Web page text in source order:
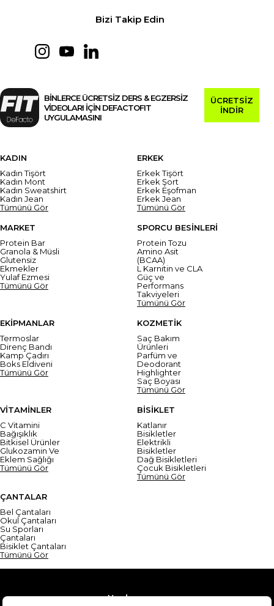
Bizi Takip Edin
BİNLERCE ÜCRETSİZ DERS & EGZERSİZ
VİDEOLARI İÇİN DEFACTOFIT
UYGULAMASINI
ÜCRETSİZ
İNDİR
KADIN
Kadın Tişört
Kadın Mont
Kadın Sweatshirt
Kadın Jean
Tümünü Gör
ERKEK
Erkek Tişört
Erkek Şort
Erkek Eşofman
Erkek Jean
Tümünü Gör
MARKET
Protein Bar
Granola & Müsli
Glutensiz
Ekmekler
Yulaf Ezmesi
Tümünü Gör
SPORCU BESİNLERİ
Protein Tozu
Amino Asit
(BCAA)
L Karnitin ve CLA
Güç ve
Performans
Takviyeleri
Tümünü Gör
EKİPMANLAR
Termoslar
Direnç Bandı
Kamp Çadırı
Boks Eldiveni
Tümünü Gör
KOZMETİK
Saç Bakım
Ürünleri
Parfüm ve
Deodorant
Highlighter
Saç Boyası
Tümünü Gör
VİTAMİNLER
C Vitamini
Bağışıklık
Bitkisel Ürünler
Glukozamin Ve
Eklem Sağlığı
Tümünü Gör
BİSİKLET
Katlanır
Bisikletler
Elektrikli
Bisikletler
Dağ Bisikletleri
Çocuk Bisikletleri
Tümünü Gör
ÇANTALAR
Bel Çantaları
Okul Çantaları
Su Sporları
Çantaları
Bisiklet Çantaları
Tümünü Gör
Yardım